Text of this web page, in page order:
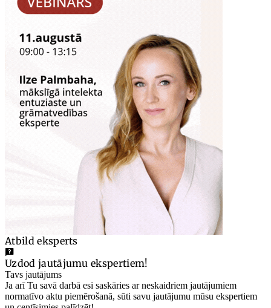
Atbild eksperts
Uzdod jautājumu ekspertiem!
Tavs jautājums
Ja arī Tu savā darbā esi saskāries ar neskaidriem jautājumiem
normatīvo aktu piemērošanā, sūti savu jautājumu mūsu ekspertiem